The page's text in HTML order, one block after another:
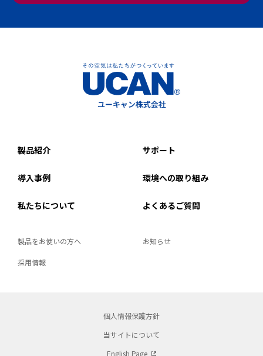
製品紹介 サポート
導入事例 環境への取り組み
私たちについて よくあるご質問
製品をお使いの方へ お知らせ
採用情報
個人情報保護方針
当サイトについて
English Page